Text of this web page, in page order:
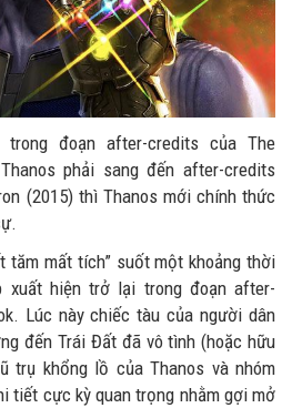
đoạn after-credits của The
phải sang đến after-credits
(2015) thì Thanos mới chính thức
tăm mất tích” suốt một khoảng thời
xuất hiện trở lại trong đoạn after-
Lúc này chiếc tàu của người dân
đến Trái Đất đã vô tình (hoặc hữu
trụ khổng lồ của Thanos và nhóm
tiết cực kỳ quan trọng nhằm gợi mở